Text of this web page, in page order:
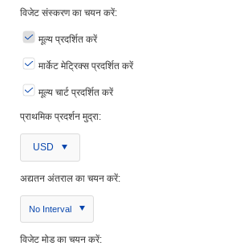
विजेट संस्करण का चयन करें:
मूल्य प्रदर्शित करें
मार्केट मेट्रिक्स प्रदर्शित करें
मूल्य चार्ट प्रदर्शित करें
प्राथमिक प्रदर्शन मुद्रा:
USD
अद्यतन अंतराल का चयन करें:
No Interval
विजेट मोड का चयन करें: